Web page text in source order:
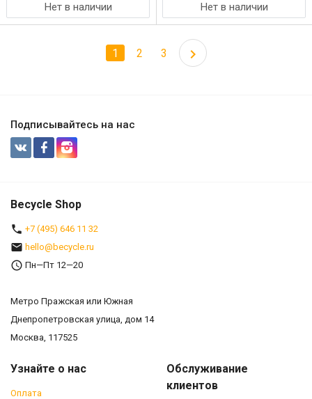
Нет в наличии Нет в наличии
1 2 3
Подписывайтесь на нас
Becycle Shop
+7 (495) 646 11 32
hello@becycle.ru
Пн—Пт 12—20
Метро Пражская или Южная
Днепропетровская улица, дом 14
Москва, 117525
Узнайте о нас
Оплата
Обслуживание
клиентов